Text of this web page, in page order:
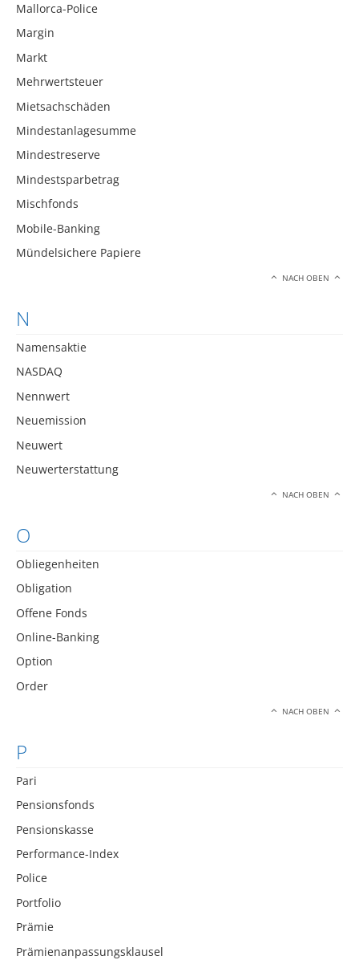
Mallorca-Police
Margin
Markt
Mehrwertsteuer
Mietsachschäden
Mindestanlagesumme
Mindestreserve
Mindestsparbetrag
Mischfonds
Mobile-Banking
Mündelsichere Papiere
NACH OBEN
N
Namensaktie
NASDAQ
Nennwert
Neuemission
Neuwert
Neuwerterstattung
NACH OBEN
O
Obliegenheiten
Obligation
Offene Fonds
Online-Banking
Option
Order
NACH OBEN
P
Pari
Pensionsfonds
Pensionskasse
Performance-Index
Police
Portfolio
Prämie
Prämienanpassungsklausel